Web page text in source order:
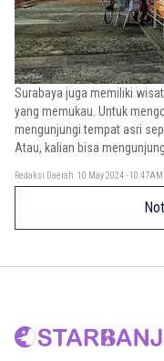
Surabaya juga memiliki
yang memukau. Untuk
mengunjungi tempat asri
Atau, kalian bisa
Redaksi Daerah 10 May 2024 - 10:47AM